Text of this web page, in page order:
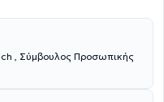
, Σύμβουλος Προσωπικής